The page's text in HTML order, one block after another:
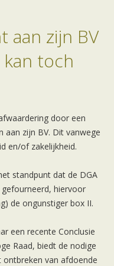
aan zijn BV
toch
door een
aan zijn BV. Dit vanwege
en/of zakelijkheid.
standpunt dat de DGA
hiervoor
de ongunstiger box II.
een recente Conclusie
Raad, biedt de nodige
van afdoende